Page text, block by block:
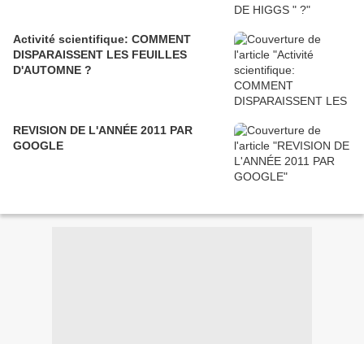
Activité scientifique: COMMENT
DISPARAISSENT LES FEUILLES
D'AUTOMNE ?
REVISION DE L'ANNÉE 2011 PAR
GOOGLE